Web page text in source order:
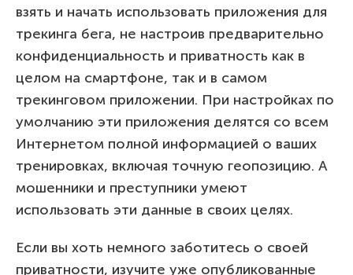
взять и начать использовать приложения для
трекинга бега, не настроив предварительно
конфиденциальность и приватность как в
целом на смартфоне, так и в самом
трекинговом приложении. При настройках по
умолчанию эти приложения делятся со всем
Интернетом полной информацией о ваших
тренировках, включая точную геопозицию. А
мошенники и преступники умеют
использовать эти данные в своих целях.
Если вы хоть немного заботитесь о своей
приватности, изучите уже опубликованные